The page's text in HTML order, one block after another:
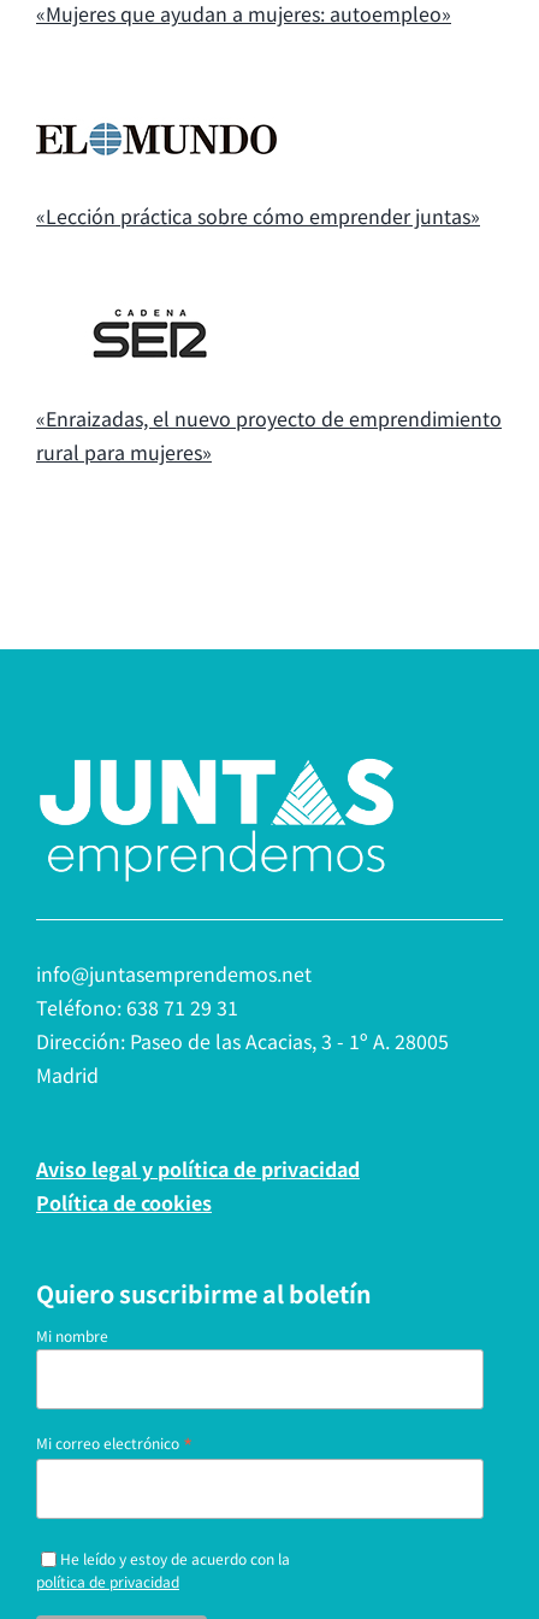
«Mujeres que ayudan a mujeres: autoempleo»
«Lección práctica sobre cómo emprender juntas»
«Enraizadas, el nuevo proyecto de emprendimiento
rural para mujeres»
info@juntasemprendemos.net
Teléfono: 638 71 29 31
Dirección: Paseo de las Acacias, 3 - 1º A. 28005
Madrid
Aviso legal y política de privacidad
Política de cookies
Quiero suscribirme al boletín
Mi nombre
Mi correo electrónico *
He leído y estoy de acuerdo con la
política de privacidad